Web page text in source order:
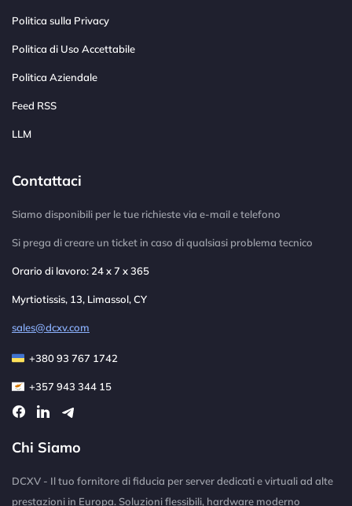
Politica sulla Privacy
Politica di Uso Accettabile
Politica Aziendale
Feed RSS
LLM
Contattaci
Siamo disponibili per le tue richieste via e-mail e telefono
Si prega di creare un ticket in caso di qualsiasi problema tecnico
Orario di lavoro: 24 x 7 x 365
Myrtiotissis, 13, Limassol, CY
sales@dcxv.com
+380 93 767 1742
+357 943 344 15
Chi Siamo
DCXV - Il tuo fornitore di fiducia per server dedicati e virtuali ad alte
prestazioni in Europa. Soluzioni flessibili, hardware moderno